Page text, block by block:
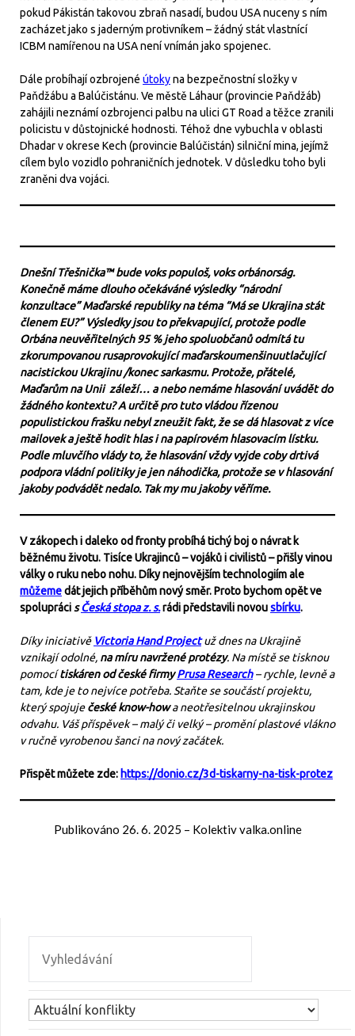
pokud Pákistán takovou zbraň nasadí, budou USA nuceny s ním
zacházet jako s jaderným protivníkem – žádný stát vlastnící
ICBM namířenou na USA není vnímán jako spojenec.
Dále probíhají ozbrojené útokyna bezpečnostní složky v
Paňdžábu a Balúčistánu. Ve městě Láhaur (provincie Paňdžáb)
zahájili neznámí ozbrojenci palbu na ulici GT Road a těžce zranili
policistu v důstojnické hodnosti. Téhož dne vybuchla v oblasti
Dhadar v okrese Kech (provincie Balúčistán) silniční mina, jejímž
cílem bylo vozidlo pohraničních jednotek. V důsledku toho byli
zraněni dva vojáci.
Dnešní Třešnička™ bude voks populoš, voks orbánorság.
Konečně máme dlouho očekáváné výsledky “národní
konzultace” Maďarské republiky na téma “Má se Ukrajina stát
členem EU?” Výsledky jsou to překvapující, protože podle
Orbána neuvěřitelných 95 % jeho spoluobčanů odmítá tu
zkorumpovanou rusaprovokující maďarskoumenšinuutlačující
nacistickou Ukrajinu /konec sarkasmu. Protože, přátelé,
Maďarům na Unii záleží… a nebo nemáme hlasování uvádět do
žádného kontextu? A určitě pro tuto vládou řízenou
populistickou frašku nebyl zneužit fakt, že se dá hlasovat z více
mailovek a ještě hodit hlas i na papírovém hlasovacím lístku.
Podle mluvčího vlády to, že hlasování vždy vyjde coby drtivá
podpora vládní politiky je jen náhodička, protože se v hlasování
jakoby podvádět nedalo. Tak my mu jakoby věříme.
V zákopech i daleko od fronty probíhá tichý boj o návrat k
běžnému životu. Tisíce Ukrajinců – vojáků i civilistů – přišly vinou
války o ruku nebo nohu. Díky nejnovějším technologiím ale
můžemedát jejich příběhům nový směr. Proto bychom opět ve
spoluprácisČeská stopa z. s.rádi představili novousbírku.
Díky iniciativě Victoria Hand Projectuž dnes na Ukrajině
vznikají odolné, na míru navržené protézy. Na místě se tisknou
pomocítiskáren od české firmyPrusa Research– rychle, levně a
tam, kde je to nejvíce potřeba. Staňte se součástí projektu,
který spojuječeské know-howa neotřesitelnou ukrajinskou
odvahu. Váš příspěvek – malý či velký – promění plastové vlákno
v ručně vyrobenou šanci na nový začátek.
Přispět můžete zde: https://donio.cz/3d-tiskarny-na-tisk-protez
Publikováno 26. 6. 2025 – Kolektiv valka.online